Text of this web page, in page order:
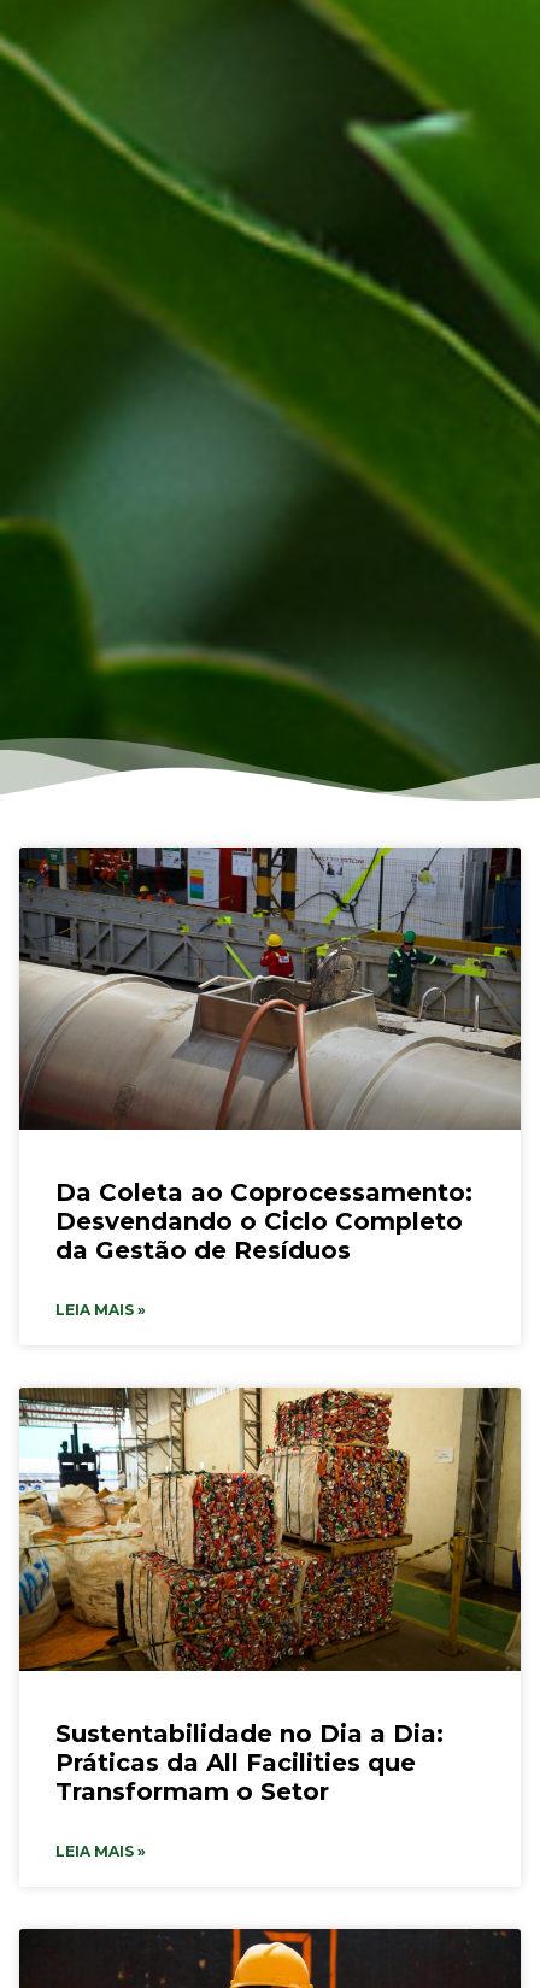
Da Coleta ao Coprocessamento:
Desvendando o Ciclo Completo
da Gestão de Resíduos
LEIA MAIS »
Sustentabilidade no Dia a Dia:
Práticas da All Facilities que
Transformam o Setor
LEIA MAIS »